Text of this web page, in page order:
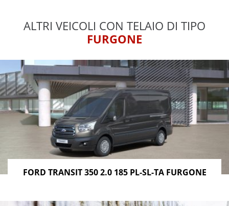
ALTRI VEICOLI CON TELAIO DI TIPO
FURGONE
FORD TRANSIT 350 2.0 185 PL-SL-TA FURGONE